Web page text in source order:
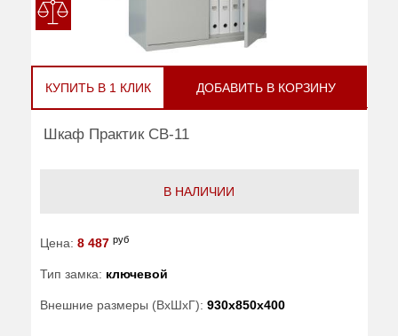
КУПИТЬ В 1 КЛИК ДОБАВИТЬ В КОРЗИНУ
Шкаф Практик CB-11
В НАЛИЧИИ
Цена: 8 487 руб
Тип замка: ключевой
Внешние размеры (ВхШхГ): 930x850x400